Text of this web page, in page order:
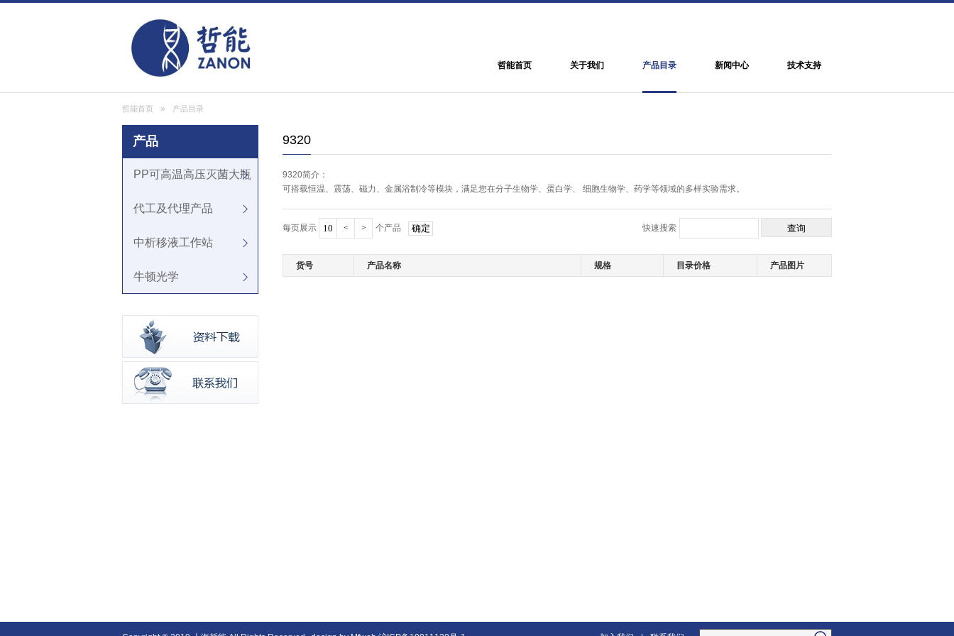
技术支持
新闻中心
产品目录
关于我们
哲能首页
哲能首页 » 产品目录
产品
PP可高温高压灭菌大瓶
代工及代理产品
中析移液工作站
牛顿光学
9320
9320简介：
可搭载恒温、震荡、磁力、金属浴制冷等模块，满足您在分子生物学、蛋白学、 细胞生物学、药学等领域的多样实验需求。
每页展示 < > 个产品 快速搜索
货号 产品名称 规格 目录价格 产品图片